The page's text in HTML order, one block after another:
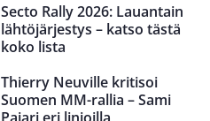
Secto Rally 2026: Lauantain
lähtöjärjestys – katso tästä
koko lista
Thierry Neuville kritisoi
Suomen MM-rallia – Sami